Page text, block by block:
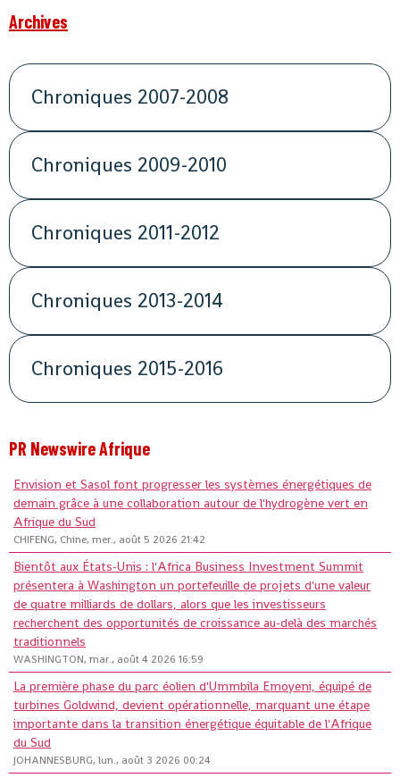
Archives
Chroniques 2007-2008
Chroniques 2009-2010
Chroniques 2011-2012
Chroniques 2013-2014
Chroniques 2015-2016
PR Newswire Afrique
Envision et Sasol font progresser les systèmes énergétiques de
demain grâce à une collaboration autour de l'hydrogène vert en
Afrique du Sud
CHIFENG, Chine, mer., août 5 2026 21:42
Bientôt aux États-Unis : l'Africa Business Investment Summit
présentera à Washington un portefeuille de projets d'une valeur
de quatre milliards de dollars, alors que les investisseurs
recherchent des opportunités de croissance au-delà des marchés
traditionnels
WASHINGTON, mar., août 4 2026 16:59
La première phase du parc éolien d'Ummbila Emoyeni, équipé de
turbines Goldwind, devient opérationnelle, marquant une étape
importante dans la transition énergétique équitable de l'Afrique
du Sud
JOHANNESBURG, lun., août 3 2026 00:24